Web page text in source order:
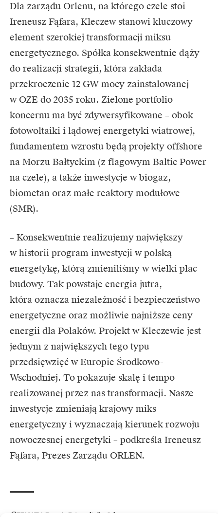
Dla zarządu Orlenu, na którego czele stoi
Ireneusz Fąfara, Kleczew stanowi kluczowy
element szerokiej transformacji miksu
energetycznego. Spółka konsekwentnie dąży
do realizacji strategii, która zakłada
przekroczenie 12 GW mocy zainstalowanej
w OZE do 2035 roku. Zielone portfolio
koncernu ma być zdywersyfikowane – obok
fotowoltaiki i lądowej energetyki wiatrowej,
fundamentem wzrostu będą projekty offshore
na Morzu Bałtyckim (z flagowym Baltic Power
na czele), a także inwestycje w biogaz,
biometan oraz małe reaktory modułowe
(SMR).
– Konsekwentnie realizujemy największy
w historii program inwestycji w polską
energetykę, którą zmieniliśmy w wielki plac
budowy. Tak powstaje energia jutra,
która oznacza niezależność i bezpieczeństwo
energetyczne oraz możliwie najniższe ceny
energii dla Polaków. Projekt w Kleczewie jest
jednym z największych tego typu
przedsięwzięć w Europie Środkowo-
Wschodniej. To pokazuje skalę i tempo
realizowanej przez nas transformacji. Nasze
inwestycje zmieniają krajowy miks
energetyczny i wyznaczają kierunek rozwoju
nowoczesnej energetyki – podkreśla Ireneusz
Fąfara, Prezes Zarządu ORLEN.
TEMATY: